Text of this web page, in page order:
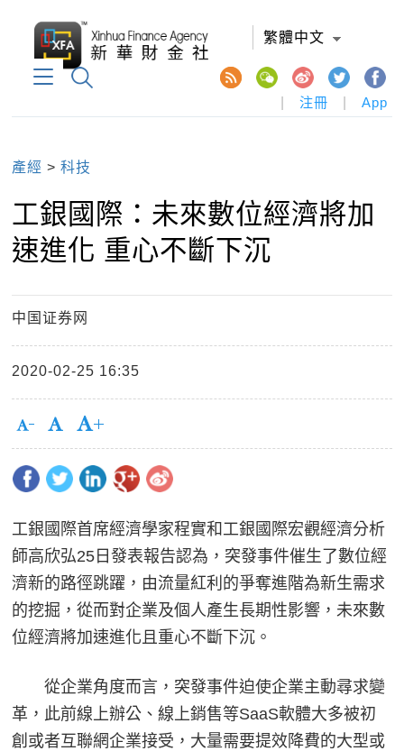
繁體中文
注冊 App
產經 >科技
工銀國際：未來數位經濟將加
速進化 重心不斷下沉
中国证券网
2020-02-25 16:35
工銀國際首席經濟學家程實和工銀國際宏觀經濟分析
師高欣弘25日發表報告認為，突發事件催生了數位經
濟新的路徑跳躍，由流量紅利的爭奪進階為新生需求
的挖掘，從而對企業及個人產生長期性影響，未來數
位經濟將加速進化且重心不斷下沉。
從企業角度而言，突發事件迫使企業主動尋求變
革，此前線上辦公、線上銷售等SaaS軟體大多被初
創或者互聯網企業接受，大量需要提效降費的大型或